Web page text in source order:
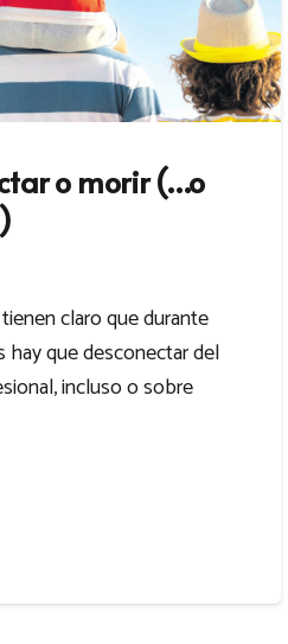
o morir (…o
claro que durante
hay que desconectar del
incluso o sobre